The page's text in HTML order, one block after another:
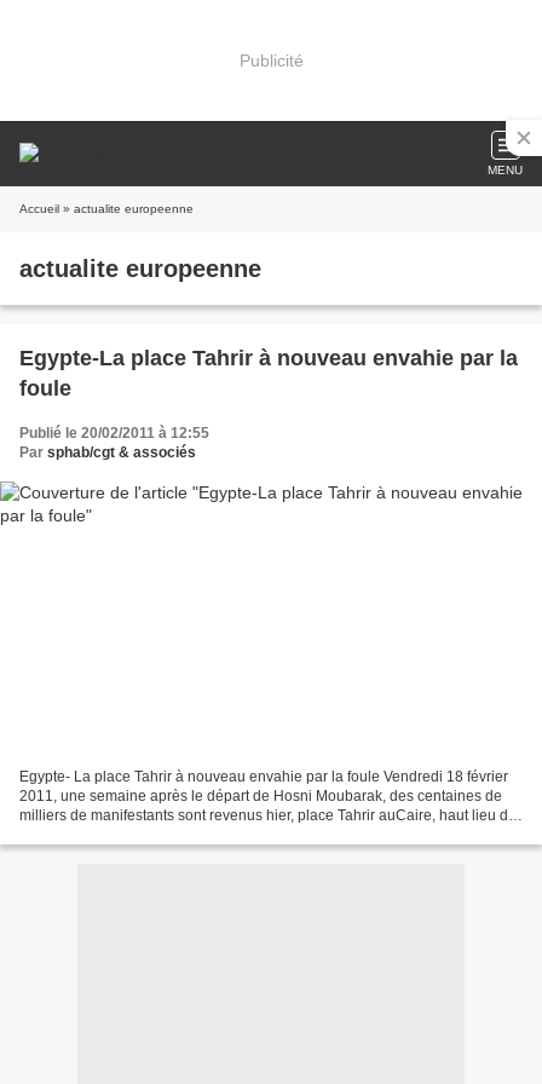
Publicité
MENU
Accueil » actualite europeenne
actualite europeenne
Egypte-La place Tahrir à nouveau envahie par la
foule
Publié le 20/02/2011 à 12:55
Par sphab/cgt & associés
Egypte- La place Tahrir à nouveau envahie par la foule Vendredi 18 février
2011, une semaine après le départ de Hosni Moubarak, des centaines de
milliers de manifestants sont revenus hier, place Tahrir auCaire, haut lieu de